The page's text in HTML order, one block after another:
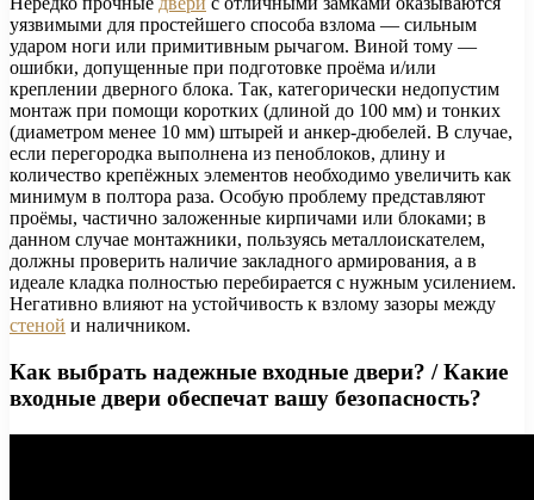
уязвимыми для простейшего способа взлома — сильным
ударом ноги или примитивным рычагом. Виной тому —
ошибки, допущенные при подготовке проёма и/или
креплении дверного блока. Так, категорически недопустим
монтаж при помощи коротких (длиной до 100 мм) и тонких
(диаметром менее 10 мм) штырей и анкер-дюбелей. В случае,
если перегородка выполнена из пеноблоков, длину и
количество крепёжных элементов необходимо увеличить как
минимум в полтора раза. Особую проблему представляют
проёмы, частично заложенные кирпичами или блоками; в
данном случае монтажники, пользуясь металлоискателем,
должны проверить наличие закладного армирования, а в
идеале кладка полностью перебирается с нужным усилением.
Негативно влияют на устойчивость к взлому зазоры между
стеной и наличником.
Как выбрать надежные входные двери? / Какие
входные двери обеспечат вашу безопасность?